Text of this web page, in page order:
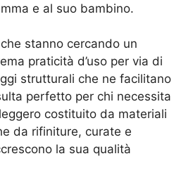
e al suo bambino.
stanno cercando un
praticità d’uso per via di
strutturali che ne facilitano
perfetto per chi necessita
costituito da materiali
da rifiniture, curate e
la sua qualità